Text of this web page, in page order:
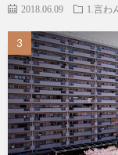
2018.06.09 1.言わ